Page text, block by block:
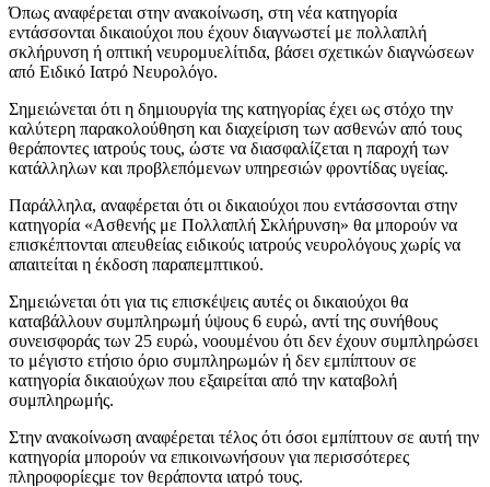
Όπως αναφέρεται στην ανακοίνωση, στη νέα κατηγορία
εντάσσονται δικαιούχοι που έχουν διαγνωστεί με πολλαπλή
σκλήρυνση ή οπτική νευρομυελίτιδα, βάσει σχετικών διαγνώσεων
από Ειδικό Ιατρό Νευρολόγο.
Σημειώνεται ότι η δημιουργία της κατηγορίας έχει ως στόχο την
καλύτερη παρακολούθηση και διαχείριση των ασθενών από τους
θεράποντες ιατρούς τους, ώστε να διασφαλίζεται η παροχή των
κατάλληλων και προβλεπόμενων υπηρεσιών φροντίδας υγείας.
Παράλληλα, αναφέρεται ότι οι δικαιούχοι που εντάσσονται στην
κατηγορία «Ασθενής με Πολλαπλή Σκλήρυνση» θα μπορούν να
επισκέπτονται απευθείας ειδικούς ιατρούς νευρολόγους χωρίς να
απαιτείται η έκδοση παραπεμπτικού.
Σημειώνεται ότι για τις επισκέψεις αυτές οι δικαιούχοι θα
καταβάλλουν συμπληρωμή ύψους 6 ευρώ, αντί της συνήθους
συνεισφοράς των 25 ευρώ, νοουμένου ότι δεν έχουν συμπληρώσει
το μέγιστο ετήσιο όριο συμπληρωμών ή δεν εμπίπτουν σε
κατηγορία δικαιούχων που εξαιρείται από την καταβολή
συμπληρωμής.
Στην ανακοίνωση αναφέρεται τέλος ότι όσοι εμπίπτουν σε αυτή την
κατηγορία μπορούν να επικοινωνήσουν για περισσότερες
πληροφορίεςμε τον θεράποντα ιατρό τους.